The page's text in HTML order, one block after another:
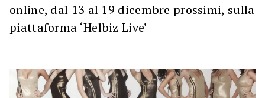
online, dal 13 al 19 dicembre prossimi, sulla
piattaforma ‘Helbiz Live’